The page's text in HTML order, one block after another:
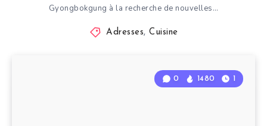
Gyongbokgung à la recherche de nouvelles…
Adresses, Cuisine
0 1480 1